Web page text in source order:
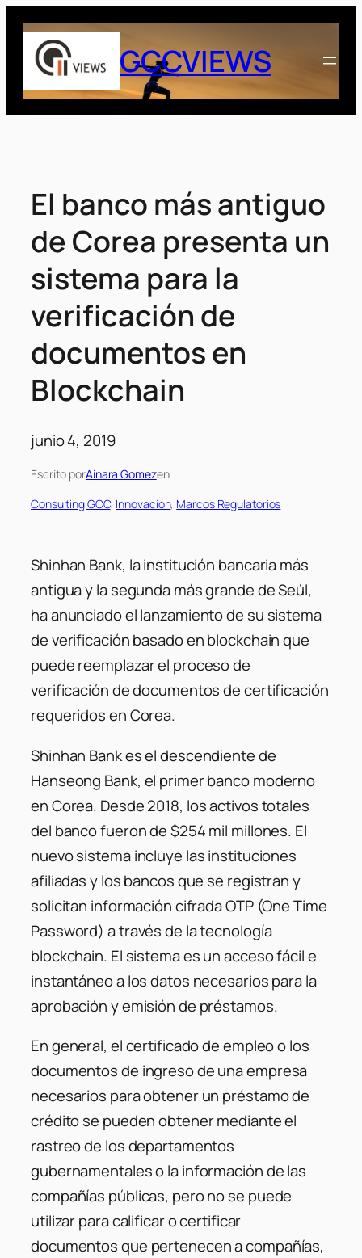
Saltar
contenido
GCCVIEWS
El banco más antiguo
de Corea presenta un
sistema para la
verificación de
documentos en
Blockchain
junio 4, 2019
Escrito porAinara Gomezen
Consulting GCC, Innovación, Marcos Regulatorios
Shinhan Bank, la institución bancaria más
antigua y la segunda más grande de Seúl,
ha anunciado el lanzamiento de su sistema
de verificación basado en blockchain que
puede reemplazar el proceso de
verificación de documentos de certificación
requeridos en Corea.
Shinhan Bank es el descendiente de
Hanseong Bank, el primer banco moderno
en Corea. Desde 2018, los activos totales
del banco fueron de $254 mil millones. El
nuevo sistema incluye las instituciones
afiliadas y los bancos que se registran y
solicitan información cifrada OTP (One Time
Password) a través de la tecnología
blockchain. El sistema es un acceso fácil e
instantáneo a los datos necesarios para la
aprobación y emisión de préstamos.
En general, el certificado de empleo o los
documentos de ingreso de una empresa
necesarios para obtener un préstamo de
crédito se pueden obtener mediante el
rastreo de los departamentos
gubernamentales o la información de las
compañías públicas, pero no se puede
utilizar para calificar o certificar
documentos que pertenecen a compañías,